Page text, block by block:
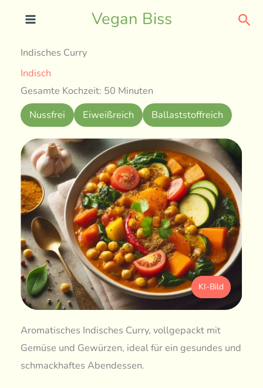
Vegan Biss
Indisches Curry
Indisch
Gesamte Kochzeit: 50 Minuten
Nussfrei
Eiweißreich Ballaststoffreich
KI-Bild
Aromatisches Indisches Curry, vollgepackt mit
Gemüse und Gewürzen, ideal für ein gesundes und
schmackhaftes Abendessen.